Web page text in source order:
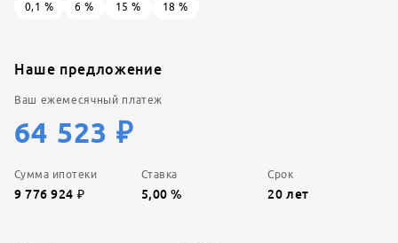
0,1 % 6 % 15 % 18 %
Наше предложение
Ваш ежемесячный платеж
64 523 ₽
Сумма ипотеки
9 776 924 ₽
Ставка
5,00 %
Срок
20 лет